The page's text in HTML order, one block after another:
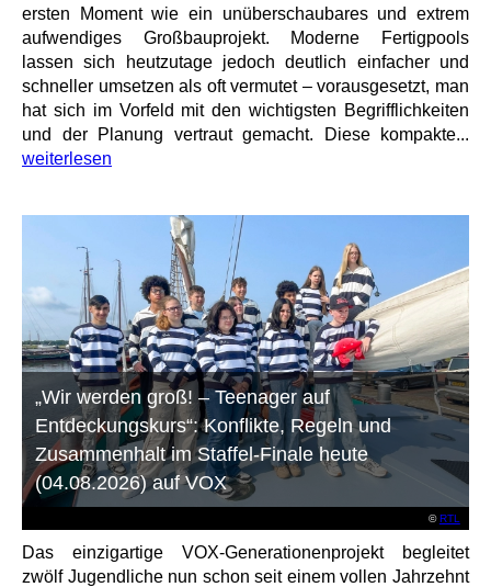
ersten Moment wie ein unüberschaubares und extrem
aufwendiges Großbauprojekt. Moderne Fertigpools
lassen sich heutzutage jedoch deutlich einfacher und
schneller umsetzen als oft vermutet – vorausgesetzt, man
hat sich im Vorfeld mit den wichtigsten Begrifflichkeiten
und der Planung vertraut gemacht. Diese kompakte...
weiterlesen
©RTL
„Wir werden groß! – Teenager auf
Entdeckungskurs“: Konflikte, Regeln und
Zusammenhalt im Staffel-Finale heute
(04.08.2026) auf VOX
Das einzigartige VOX-Generationenprojekt begleitet
zwölf Jugendliche nun schon seit einem vollen Jahrzehnt